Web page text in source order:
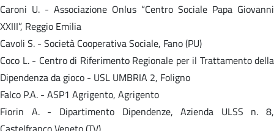
Caroni U. - Associazione Onlus “Centro Sociale Papa Giovanni
XXIII”, Reggio Emilia
Cavoli S. - Società Cooperativa Sociale, Fano (PU)
Coco L. - Centro di Riferimento Regionale per il Trattamento della
Dipendenza da gioco - USL UMBRIA 2, Foligno
Falco P.A. - ASP1 Agrigento, Agrigento
Fiorin A. - Dipartimento Dipendenze, Azienda ULSS n. 8,